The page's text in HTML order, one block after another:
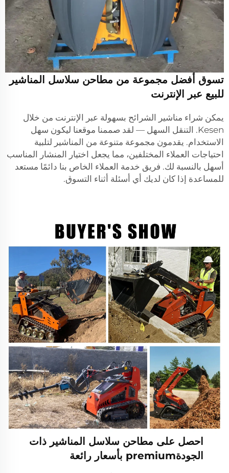
تسوق أفضل مجموعة من مطاحن سلاسل المناشير
للبيع عبر الإنترنت
يمكن شراء مناشير الشرائح بسهولة عبر الإنترنت من خلال
Kesen. التنقل السهل — لقد صممنا موقعنا ليكون سهل
الاستخدام. يقدمون مجموعة متنوعة من المناشير لتلبية
احتياجات العملاء المختلفين، مما يجعل اختيار المنشار المناسب
أسهل بالنسبة لك. فريق خدمة العملاء الخاص بنا دائمًا مستعد
للمساعدة إذا كان لديك أي أسئلة أثناء التسوق.
احصل على مطاحن سلاسل المناشير ذات
الجودةpremium بأسعار رائعة